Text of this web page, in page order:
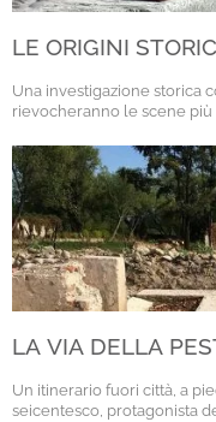
LE ORIGINI
Una investigazione storica
rievocheranno le scene
LA VIA DELLA
Un itinerario fuori città, a
seicentesco, protagonista